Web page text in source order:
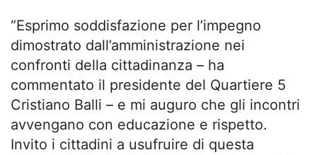
“Esprimo soddisfazione per l’impegno
dimostrato dall’amministrazione nei
confronti della cittadinanza – ha
commentato il presidente del Quartiere 5
Cristiano Balli – e mi auguro che gli incontri
avvengano con educazione e rispetto.
Invito i cittadini a usufruire di questa